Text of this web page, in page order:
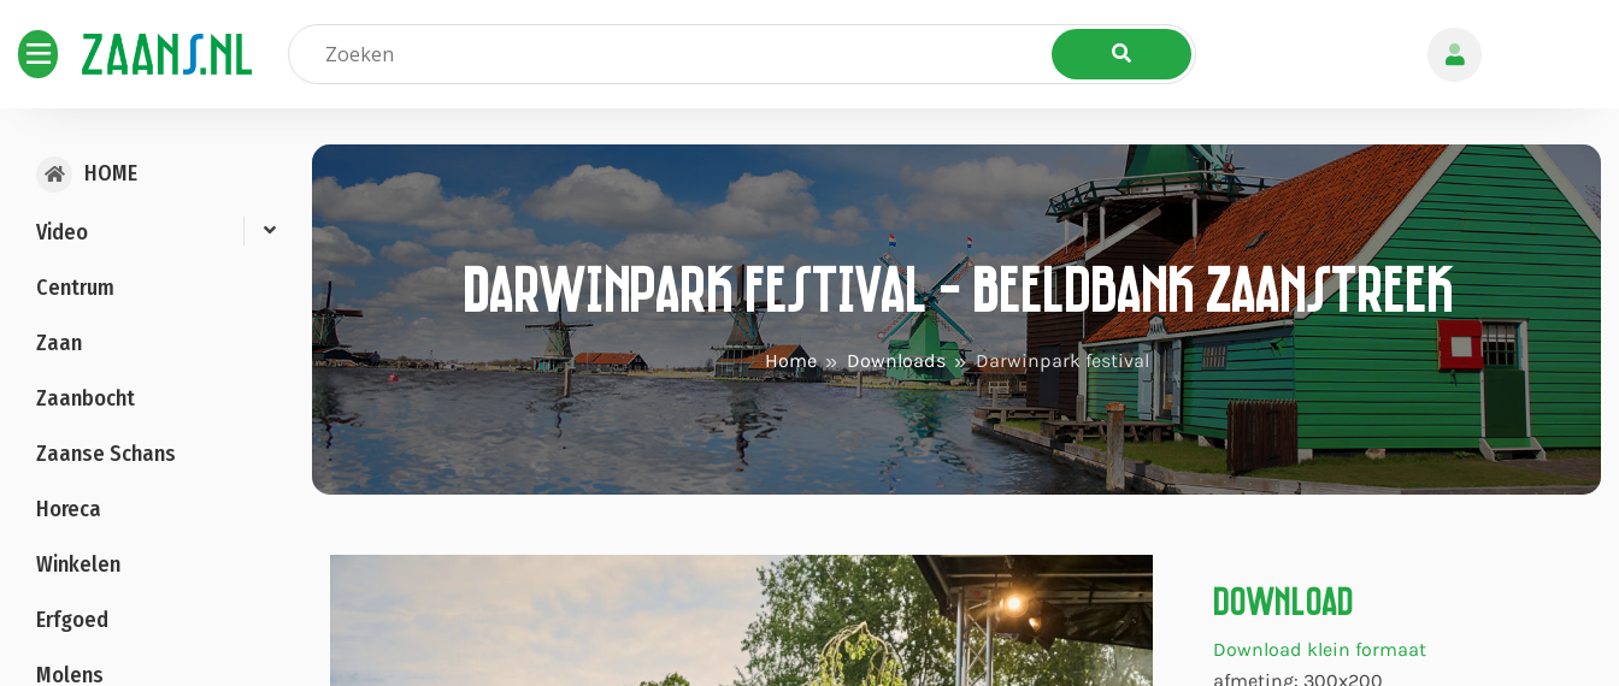
HOME
Video
Centrum
Zaan
Zaanbocht
Zaanse Schans
Horeca
Winkelen
Erfgoed
Molens
Darwinpark festival - Beeldbank Zaanstreek
Home Downloads Darwinpark festival
Download
Download klein formaat
afmeting: 300x200